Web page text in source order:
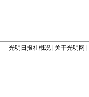
光明日报社概况 关于光明网